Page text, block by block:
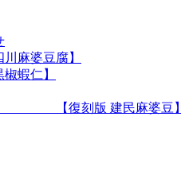
麻婆豆腐】
蝦仁】
【復刻版 建民麻婆豆】